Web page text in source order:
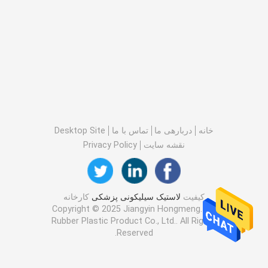
خانه دربارهی ما تماس با ما
Desktop Site
نقشه سایت
Privacy Policy
کیفیت لاستیک سیلیکونی پزشکی کارخانه
چین.Copyright © 2025 Jiangyin Hongmeng
Rubber Plastic Product Co., Ltd.. All Rights
Reserved.